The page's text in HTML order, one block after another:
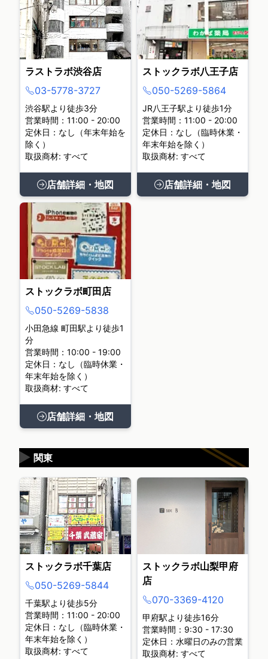
ラストラボ渋谷店
03-5778-3727
渋谷駅より徒歩3分
営業時間：11:00 - 20:00
定休日：なし（年末年始を
除く）
取扱商材: すべて
店舗詳細・地図
ストックラボ八王子店
050-5269-5864
JR八王子駅より徒歩1分
営業時間：11:00 - 20:00
定休日：なし（臨時休業・
年末年始を除く）
取扱商材: すべて
店舗詳細・地図
ストックラボ町田店
050-5269-5838
小田急線 町田駅より徒歩1
分
営業時間：10:00 - 19:00
定休日：なし（臨時休業・
年末年始を除く）
取扱商材: すべて
店舗詳細・地図
関東
▶
ストックラボ千葉店
050-5269-5844
千葉駅より徒歩5分
営業時間：11:00 - 20:00
定休日：なし（臨時休業・
年末年始を除く）
取扱商材: すべて
ストックラボ山梨甲府
店
070-3369-4120
甲府駅より徒歩16分
営業時間：9:30 - 17:30
定休日：水曜日のみの営業
取扱商材: すべて